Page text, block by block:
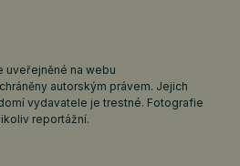
na webu
autorským právem. Jejich
vydavatele je trestné. Fotografie
reportážní.